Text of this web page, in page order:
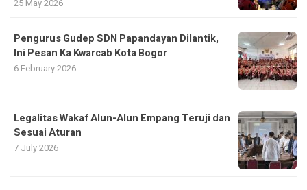
25 May 2026
Pengurus Gudep SDN Papandayan Dilantik,
Ini Pesan Ka Kwarcab Kota Bogor
6 February 2026
Legalitas Wakaf Alun-Alun Empang Teruji dan
Sesuai Aturan
7 July 2026